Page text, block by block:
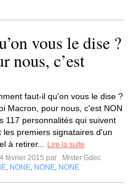
vous le dise ?
nous, c’est
faut-il qu'on vous le dise ?
Macron, pour nous, c'est NON
117 personnalités qui suivent
les premiers signataires d'un
à retirer...
Lire la suite
février 2015 par
Mister Gdec
NONE NONE NONE